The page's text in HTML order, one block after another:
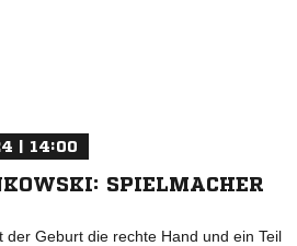
| 14:00
SPIELMACHER
der Geburt die rechte Hand und ein Teil